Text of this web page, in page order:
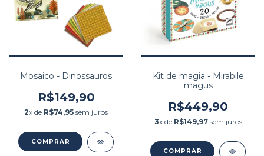
Mosaico - Dinossauros
R$149,90
2x de R$74,95 sem juros
Kit de magia - Mirabile
magus
R$449,90
3x de R$149,97sem juros